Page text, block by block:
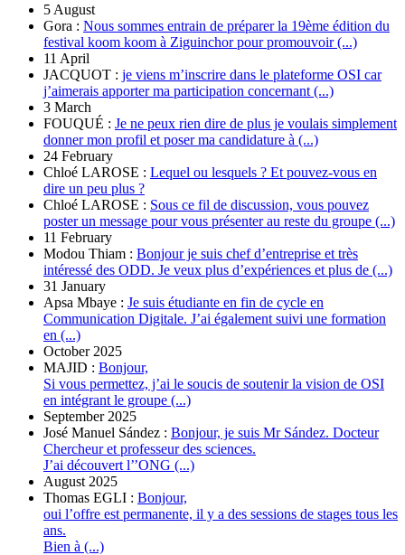
5 August
Gora : Nous sommes entrain de préparer la 19ème édition du
festival koom koom à Ziguinchor pour promouvoir (...)
11 April
JACQUOT : je viens m’inscrire dans le plateforme OSI car
j’aimerais apporter ma participation concernant (...)
3 March
FOUQUÉ : Je ne peux rien dire de plus je voulais simplement
donner mon profil et poser ma candidature à (...)
24 February
Chloé LAROSE : Lequel ou lesquels ? Et pouvez-vous en
dire un peu plus ?
Chloé LAROSE : Sous ce fil de discussion, vous pouvez
poster un message pour vous présenter au reste du groupe (...)
11 February
Modou Thiam : Bonjour je suis chef d’entreprise et très
intéressé des ODD. Je veux plus d’expériences et plus de (...)
31 January
Apsa Mbaye : Je suis étudiante en fin de cycle en
Communication Digitale. J’ai également suivi une formation
en (...)
October 2025
MAJID : Bonjour,
Si vous permettez, j’ai le soucis de soutenir la vision de OSI
en intégrant le groupe (...)
September 2025
José Manuel Sández : Bonjour, je suis Mr Sández. Docteur
Chercheur et professeur des sciences.
J’ai découvert l’’ONG (...)
August 2025
Thomas EGLI : Bonjour,
oui l’offre est permanente, il y a des sessions de stages tous les
ans.
Bien à (...)